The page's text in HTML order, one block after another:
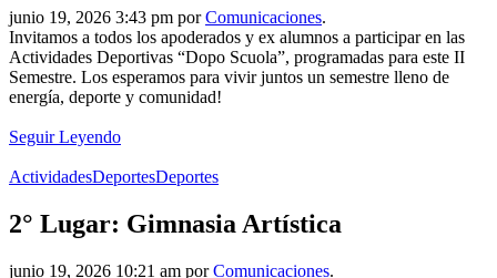
junio 19, 2026 3:43 pm porComunicaciones.
Invitamos a todos los apoderados y ex alumnos a participar en las
Actividades Deportivas “Dopo Scuola”, programadas para este II
Semestre. Los esperamos para vivir juntos un semestre lleno de
energía, deporte y comunidad!
Seguir Leyendo
ActividadesDeportesDeportes
2° Lugar: Gimnasia Artística
junio 19, 2026 10:21 am porComunicaciones.